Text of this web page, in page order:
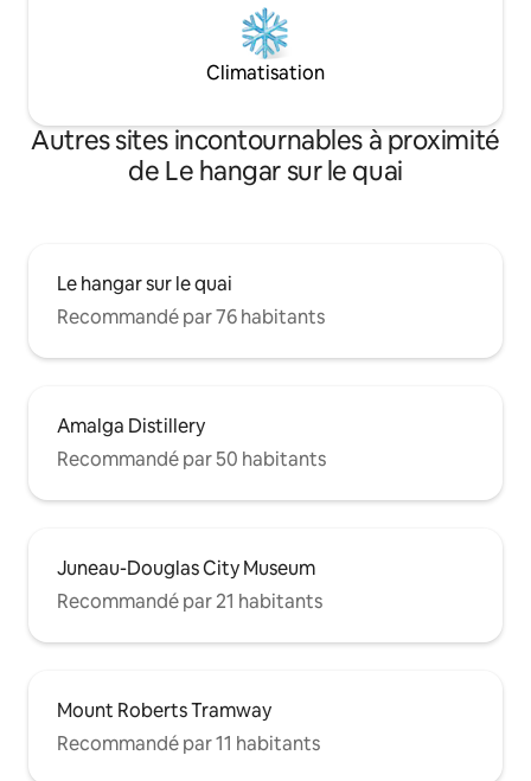
Climatisation
Autres sites incontournables à proximité
de Le hangar sur le quai
Le hangar sur le quai
Recommandé par 76 habitants
Amalga Distillery
Recommandé par 50 habitants
Juneau-Douglas City Museum
Recommandé par 21 habitants
Mount Roberts Tramway
Recommandé par 11 habitants